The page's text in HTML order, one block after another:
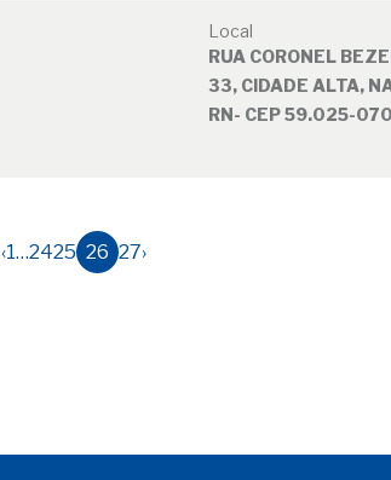
Local
RUA CORONEL
33, CIDADE ALTA,
RN- CEP 59.025-070
‹1…2425 26 27›